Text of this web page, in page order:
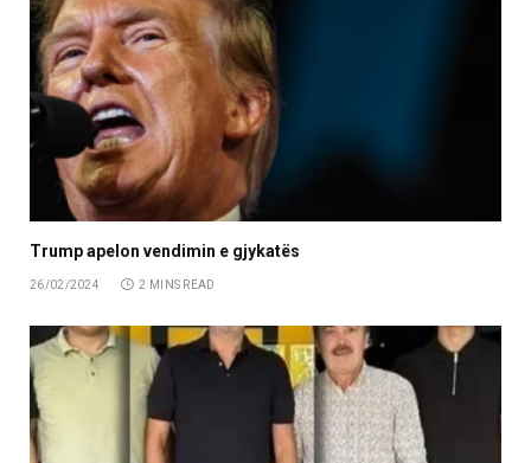
Trump apelon vendimin e gjykatës
26/02/2024 2 MINS READ